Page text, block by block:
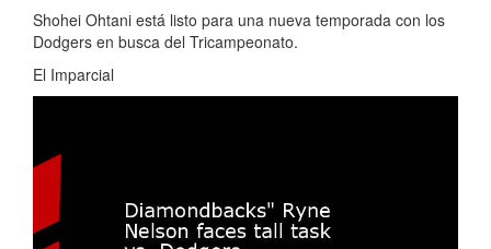
Shohei Ohtani está listo para una nueva temporada con los
Dodgers en busca del Tricampeonato.
El Imparcial